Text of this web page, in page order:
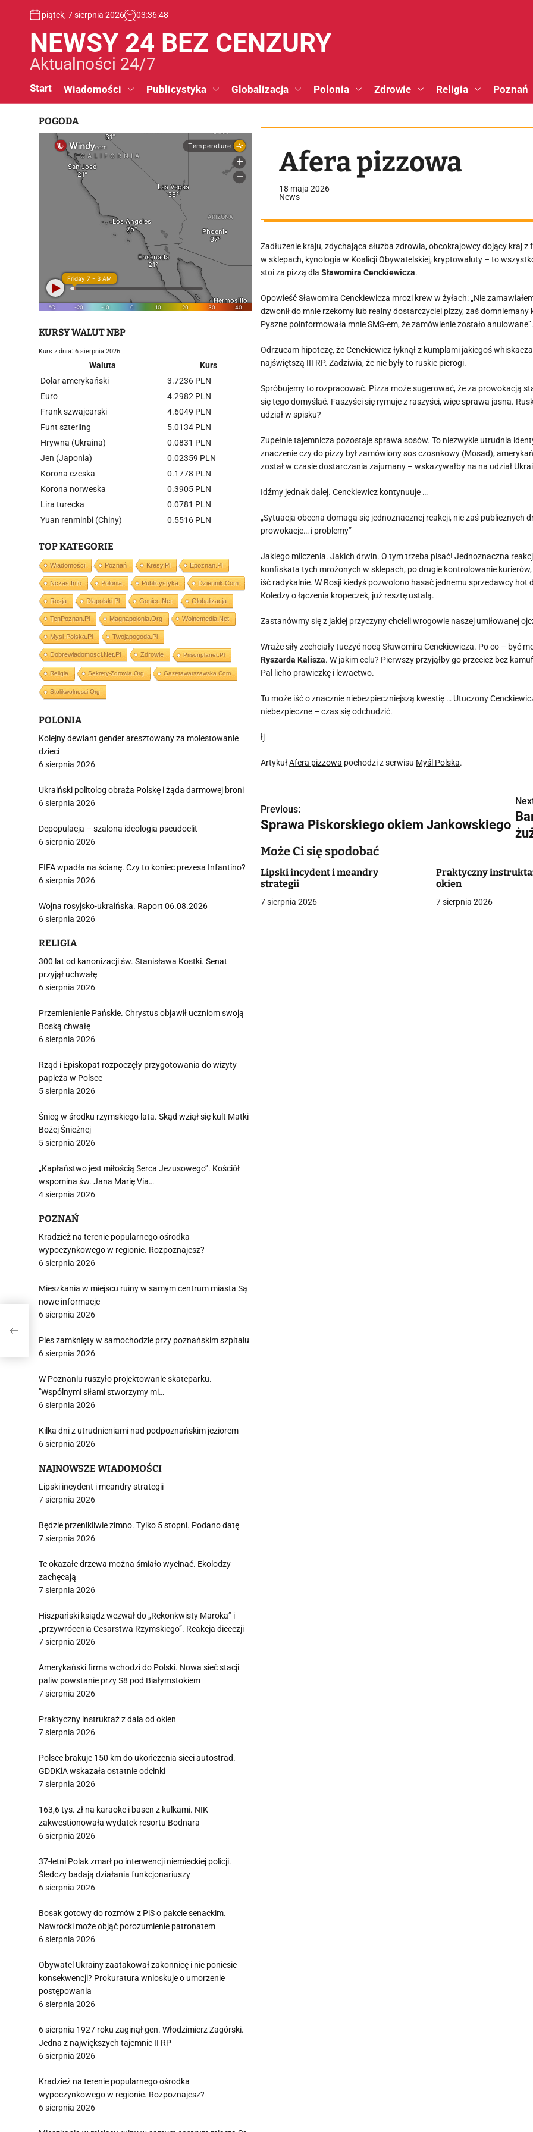
piątek, 7 sierpnia 2026 03:36:49
NEWSY 24 BEZ CENZURY
Aktualności 24/7
Start Wiadomości Publicystyka Globalizacja Polonia Zdrowie Religia Poznań
Afera pizzowa
18 maja 2026
News
Zadłużenie kraju, zdychająca służba zdrowia, obcokrajowcy dojący kraj
w sklepach, kynologia w Koalicji Obywatelskiej, kryptowaluty – to
stoi za pizzą dlaSławomira Cenckiewicza.
Opowieść Sławomira Cenckiewicza mrozi krew w żyłach: „Nie
dzwonił do mnie rzekomy lub realny dostarczyciel pizzy, zaś
Pyszne poinformowała mnie SMS-em, że zamówienie zostało
Odrzucam hipotezę, że Cenckiewicz łyknął z kumplami jakiegoś
najświętszą III RP. Zadziwia, że nie były to ruskie pierogi.
Spróbujemy to rozpracować. Pizza może sugerować, że za prowokacją
się tego domyślać. Faszyści się rymuje z raszyści, więc sprawa jasna.
udział w spisku?
Zupełnie tajemnicza pozostaje sprawa sosów. To niezwykle utrudnia
znaczenie czy do pizzy był zamówiony sos czosnkowy (Mosad),
został w czasie dostarczania zajumany – wskazywałby na na udział
Idźmy jednak dalej. Cenckiewicz kontynuuje …
„Sytuacja obecna domaga się jednoznacznej reakcji, nie zaś publicznych
prowokacje… i problemy”
Jakiego milczenia. Jakich drwin. O tym trzeba pisać! Jednoznaczna
konfiskata tych mrożonych w sklepach, po drugie kontrolowanie
iść radykalnie. W Rosji kiedyś pozwolono hasać jednemu sprzedawcy
Koledzy o łączenia kropeczek, już resztę ustalą.
Zastanówmy się z jakiej przyczyny chcieli wrogowie naszej umiłowanej
Wraże siły zechciały tuczyć nocą Sławomira Cenckiewicza. Po co – być
Ryszarda Kalisza. W jakim celu? Pierwszy przyjąłby go przecież bez
Pal licho prawiczkę i lewactwo.
Tu może iść o znacznie niebezpieczniejszą kwestię … Utuczony
niebezpieczne – czas się odchudzić.
łj
ArtykułAfera pizzowa pochodzi z serwisu Myśl Polska.
N
a
w
i
g
Previous:
Sprawa Piskorskiego okiem Jankowskiego
Może Ci się spodobać
Lipski incydent i meandry
strategii
7 sierpnia 2026
Praktyczny
okien
7 sierpnia 2026
POGODA
KURSY WALUT NBP
Kurs z dnia: 6 sierpnia 2026
Waluta
Kurs
Dolar amerykański
3.7236 PLN
Euro
4.2982 PLN
Frank szwajcarski
4.6049 PLN
Funt szterling
5.0134 PLN
Hrywna (Ukraina)
0.0831 PLN
Jen (Japonia)
0.02359 PLN
Korona czeska
0.1778 PLN
Korona norweska
0.3905 PLN
Lira turecka
0.0781 PLN
Yuan renminbi (Chiny)
0.5516 PLN
TOP KATEGORIE
Wiadomości Poznań Kresy.pl Epoznan.pl
Nczas.info Polonia Publicystyka Dziennik.com
Rosja Dlapolski.pl Goniec.net Globalizacja
TenPoznan.pl Magnapolonia.org Wolnemedia.net
Mysl-Polska.pl Twojapogoda.pl
Dobrewiadomosci.net.pl Zdrowie Prisonplanet.pl
Religia Sekrety-Zdrowia.org Gazetawarszawska.com
Stolikwolnosci.org
POLONIA
Kolejny dewiant gender aresztowany za molestowanie
dzieci
6 sierpnia 2026
Ukraiński politolog obraża Polskę i żąda darmowej broni
6 sierpnia 2026
Depopulacja – szalona ideologia pseudoelit
6 sierpnia 2026
FIFA wpadła na ścianę. Czy to koniec prezesa Infantino?
6 sierpnia 2026
Wojna rosyjsko-ukraińska. Raport 06.08.2026
6 sierpnia 2026
RELIGIA
300 lat od kanonizacji św. Stanisława Kostki. Senat
przyjął uchwałę
6 sierpnia 2026
Przemienienie Pańskie. Chrystus objawił uczniom swoją
Boską chwałę
6 sierpnia 2026
Rząd i Episkopat rozpoczęły przygotowania do wizyty
papieża w Polsce
5 sierpnia 2026
Śnieg w środku rzymskiego lata. Skąd wziął się kult Matki
Bożej Śnieżnej
5 sierpnia 2026
„Kapłaństwo jest miłością Serca Jezusowego”. Kościół
wspomina św. Jana Marię Via…
4 sierpnia 2026
POZNAŃ
Kradzież na terenie popularnego ośrodka
wypoczynkowego w regionie. Rozpoznajesz?
6 sierpnia 2026
Mieszkania w miejscu ruiny w samym centrum miasta Są
nowe informacje
6 sierpnia 2026
Pies zamknięty w samochodzie przy poznańskim szpitalu
6 sierpnia 2026
W Poznaniu ruszyło projektowanie skateparku.
"Wspólnymi siłami stworzymy mi…
6 sierpnia 2026
Kilka dni z utrudnieniami nad podpoznańskim jeziorem
6 sierpnia 2026
NAJNOWSZE WIADOMOŚCI
Lipski incydent i meandry strategii
7 sierpnia 2026
Będzie przenikliwie zimno. Tylko 5 stopni. Podano datę
7 sierpnia 2026
Te okazałe drzewa można śmiało wycinać. Ekolodzy
zachęcają
7 sierpnia 2026
Hiszpański ksiądz wezwał do „Rekonkwisty Maroka” i
„przywrócenia Cesarstwa Rzymskiego”. Reakcja diecezji
7 sierpnia 2026
Amerykański firma wchodzi do Polski. Nowa sieć stacji
paliw powstanie przy S8 pod Białymstokiem
7 sierpnia 2026
Praktyczny instruktaż z dala od okien
7 sierpnia 2026
Polsce brakuje 150 km do ukończenia sieci autostrad.
GDDKiA wskazała ostatnie odcinki
7 sierpnia 2026
163,6 tys. zł na karaoke i basen z kulkami. NIK
zakwestionowała wydatek resortu Bodnara
6 sierpnia 2026
37-letni Polak zmarł po interwencji niemieckiej policji.
Śledczy badają działania funkcjonariuszy
6 sierpnia 2026
Bosak gotowy do rozmów z PiS o pakcie senackim.
Nawrocki może objąć porozumienie patronatem
6 sierpnia 2026
Obywatel Ukrainy zaatakował zakonnicę i nie poniesie
konsekwencji? Prokuratura wnioskuje o umorzenie
postępowania
6 sierpnia 2026
6 sierpnia 1927 roku zaginął gen. Włodzimierz Zagórski.
Jedna z największych tajemnic II RP
6 sierpnia 2026
Kradzież na terenie popularnego ośrodka
wypoczynkowego w regionie. Rozpoznajesz?
6 sierpnia 2026